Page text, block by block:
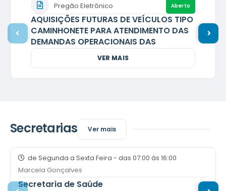
Pregão Eletrônico
AQUISIÇÕES FUTURAS DE VEÍCULOS TIPO
CAMINHONETE PARA ATENDIMENTO DAS
DEMANDAS OPERACIONAIS DAS
SECRETARIAS MUNICIPAIS
Aberto
VER MAIS
Secretarias Ver mais
Secretaria de Saúde
Marcela Gonçalves
de Segunda a Sexta Feira - das 07:00 às 16:00